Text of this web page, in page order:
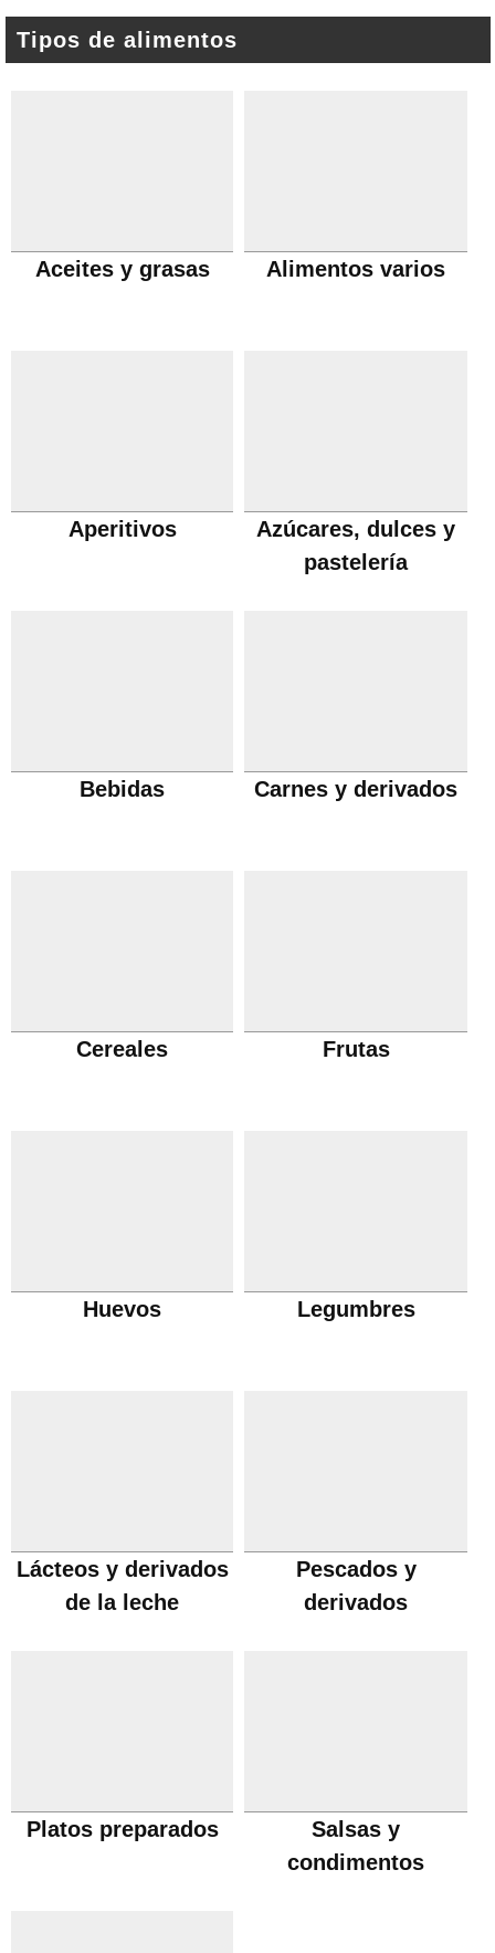
Tipos de alimentos
Aceites y grasas Alimentos varios
Aperitivos
Azúcares, dulces y
pastelería
Bebidas Carnes y derivados
Cereales Frutas
Huevos Legumbres
Lácteos y derivados
de la leche
Pescados y
derivados
Platos preparados
Salsas y
condimentos